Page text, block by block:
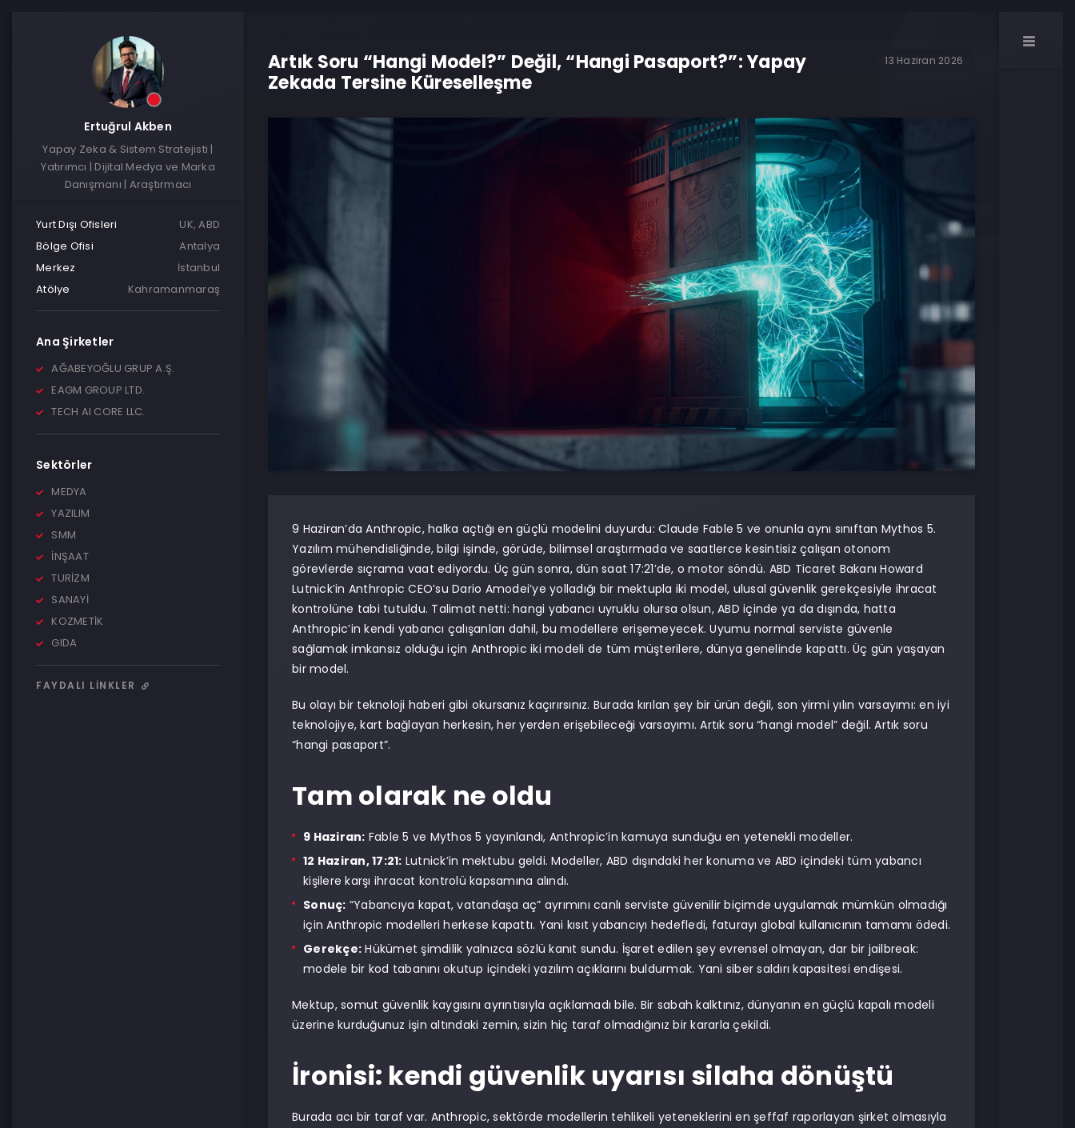
Ertuğrul Akben
Yapay Zeka & Sistem Stratejisti |
Yatırımcı | Dijital Medya ve Marka
Danışmanı | Araştırmacı
Yurt Dışı Ofisleri
UK, ABD
Bölge Ofisi
Antalya
Merkez
İstanbul
Atölye
Kahramanmaraş
Ana Şirketler
AĞABEYOĞLU GRUP A.Ş.
EAGM GROUP LTD.
TECH AI CORE LLC.
Sektörler
MEDYA
YAZILIM
SMM
İNŞAAT
TURİZM
SANAYİ
KOZMETİK
GIDA
FAYDALI LINKLER
Artık Soru “Hangi Model?” Değil, “Hangi Pasaport?”: Yapay
Zekada Tersine Küreselleşme
13 Haziran 2026
9 Haziran’da Anthropic, halka açtığı en güçlü modelini duyurdu: Claude Fable 5 ve onunla aynı sınıftan Mythos 5.
Yazılım mühendisliğinde, bilgi işinde, görüde, bilimsel araştırmada ve saatlerce kesintisiz çalışan otonom
görevlerde sıçrama vaat ediyordu. Üç gün sonra, dün saat 17:21’de, o motor söndü. ABD Ticaret Bakanı Howard
Lutnick’in Anthropic CEO’su Dario Amodei’ye yolladığı bir mektupla iki model, ulusal güvenlik gerekçesiyle ihracat
kontrolüne tabi tutuldu. Talimat netti: hangi yabancı uyruklu olursa olsun, ABD içinde ya da dışında, hatta
Anthropic’in kendi yabancı çalışanları dahil, bu modellere erişemeyecek. Uyumu normal serviste güvenle
sağlamak imkansız olduğu için Anthropic iki modeli de tüm müşterilere, dünya genelinde kapattı. Üç gün yaşayan
bir model.
Bu olayı bir teknoloji haberi gibi okursanız kaçırırsınız. Burada kırılan şey bir ürün değil, son yirmi yılın varsayımı: en iyi
teknolojiye, kart bağlayan herkesin, her yerden erişebileceği varsayımı. Artık soru “hangi model” değil. Artık soru
“hangi pasaport”.
Tam olarak ne oldu
9 Haziran: Fable 5 ve Mythos 5 yayınlandı, Anthropic’in kamuya sunduğu en yetenekli modeller.
12 Haziran, 17:21: Lutnick’in mektubu geldi. Modeller, ABD dışındaki her konuma ve ABD içindeki tüm yabancı
kişilere karşı ihracat kontrolü kapsamına alındı.
Sonuç: “Yabancıya kapat, vatandaşa aç” ayrımını canlı serviste güvenilir biçimde uygulamak mümkün olmadığı
için Anthropic modelleri herkese kapattı. Yani kısıt yabancıyı hedefledi, faturayı global kullanıcının tamamı ödedi.
Gerekçe: Hükümet şimdilik yalnızca sözlü kanıt sundu. İşaret edilen şey evrensel olmayan, dar bir jailbreak:
modele bir kod tabanını okutup içindeki yazılım açıklarını buldurmak. Yani siber saldırı kapasitesi endişesi.
Mektup, somut güvenlik kaygısını ayrıntısıyla açıklamadı bile. Bir sabah kalktınız, dünyanın en güçlü kapalı modeli
üzerine kurduğunuz işin altındaki zemin, sizin hiç taraf olmadığınız bir kararla çekildi.
İronisi: kendi güvenlik uyarısı silaha dönüştü
Burada acı bir taraf var. Anthropic, sektörde modellerin tehlikeli yeteneklerini en şeffaf raporlayan şirket olmasıyla